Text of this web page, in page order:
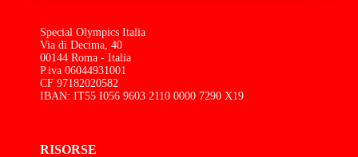
Special Olympics Italia
Via di Decima, 40
00144 Roma - Italia
P.iva 06044931001
CF 97182020582
IBAN: IT55 I056 9603 2110 0000 7290 X19
RISORSE